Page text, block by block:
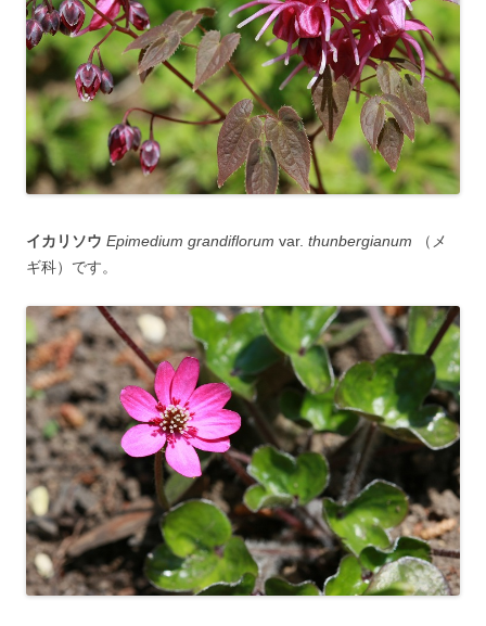
イカリソウ Epimedium grandiflorum var. thunbergianum （メ
ギ科）です。